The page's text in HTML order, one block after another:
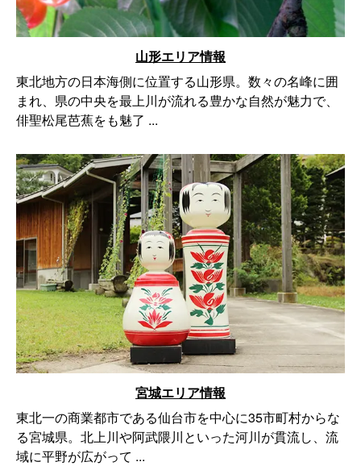
山形エリア情報
東北地方の日本海側に位置する山形県。数々の名峰に囲
まれ、県の中央を最上川が流れる豊かな自然が魅力で、
俳聖松尾芭蕉をも魅了 ...
宮城エリア情報
東北一の商業都市である仙台市を中心に35市町村からな
る宮城県。北上川や阿武隈川といった河川が貫流し、流
域に平野が広がって ...